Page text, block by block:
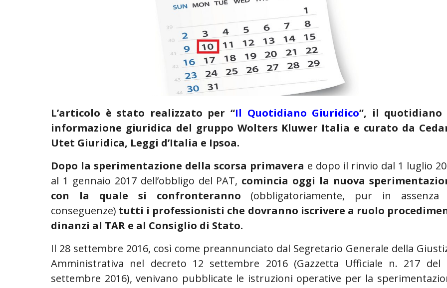
L’articolo è stato realizzato per “Il Quotidiano Giuridico”, il quotidiano
informazione giuridica del gruppo Wolters Kluwer Italia e curato da
Utet Giuridica, Leggi d’Italia e Ipsoa.
Dopo la sperimentazione della scorsa primavera e dopo il rinvio dal 1 luglio
al 1 gennaio 2017 dell’obbligo del PAT, comincia oggi la nuova
con la quale si confronteranno (obbligatoriamente, pur in assenza
conseguenze) tutti i professionisti che dovranno iscrivere a ruolo
dinanzi al TAR e al Consiglio di Stato.
Il 28 settembre 2016, così come preannunciato dal Segretario Generale della
Amministrativa nel decreto 12 settembre 2016 (Gazzetta Ufficiale n. 217 del
settembre 2016), venivano pubblicate le istruzioni operative per la